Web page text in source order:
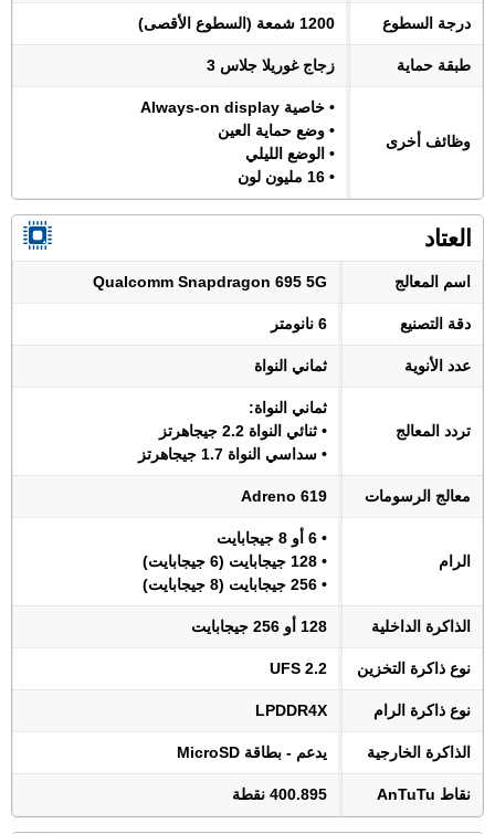
درجة السطوع 1200 شمعة (السطوع الأقصى)
طبقة حماية زجاج غوريلا جلاس 3
وظائف أخرى
• خاصية Always-on display
• وضع حماية العين
• الوضع الليلي
• 16 مليون لون
العتاد
اسم المعالج Qualcomm Snapdragon 695 5G
دقة التصنيع 6 نانومتر
عدد الأنوية ثماني النواة
تردد المعالج
ثماني النواة:
• ثنائي النواة 2.2 جيجاهرتز
• سداسي النواة 1.7 جيجاهرتز
معالج الرسومات Adreno 619
الرام
• 6 أو 8 جيجابايت
• 128 جيجابايت (6 جيجابايت)
• 256 جيجابايت (8 جيجابايت)
الذاكرة الداخلية 128 أو 256 جيجابايت
نوع ذاكرة التخزين UFS 2.2
نوع ذاكرة الرام LPDDR4X
الذاكرة الخارجية يدعم - بطاقة MicroSD
نقاط AnTuTu 400.895 نقطة